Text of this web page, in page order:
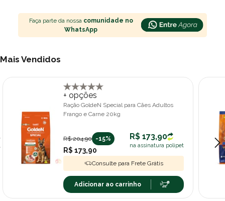
Faça parte da nossa comunidade no
WhatsApp
Mais Vendidos
+ opções
Ração GoldeN Special para Cães Adultos
Frango e Carne 20kg
R$ 204,90 -15%
R$ 173,90
R$ 173,90
na assinatura polipet
Consulte para Frete Grátis
Adicionar ao carrinho